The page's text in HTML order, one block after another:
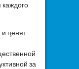
ценят
за